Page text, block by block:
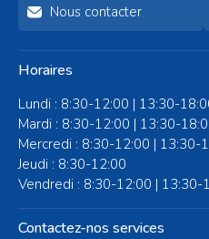
Nous contacter
Horaires
Lundi : 8:30-12:00 | 13:30-
Mardi : 8:30-12:00 | 13:30-
Mercredi : 8:30-12:00 | 13:30-
Jeudi : 8:30-12:00
Vendredi : 8:30-12:00 | 13:30-
Contactez-nos services